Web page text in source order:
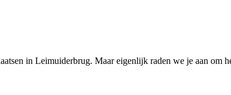
in Leimuiderbrug. Maar eigenlijk raden we je aan om